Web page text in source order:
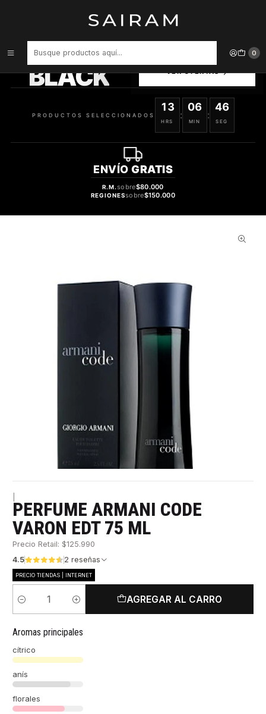
0
Perfume Armani Code Varon Edt 75 ml
BLACK
SELECCIONADOS
PRODUCTOS SELECCIONADOS
13
HRS
:
06
MIN
:
45
SEG
ENVÍO GRATIS
R.M.sobre$80.000
REGIONESsobre$150.000
PERFUME ARMANI CODE
VARON EDT 75 ML
Precio Retail: $125.990
4.5
2 reseñas
PRECIO TIENDAS | INTERNET
Cantidad
AGREGAR AL CARRO
Aromas principales
cítrico
anís
florales